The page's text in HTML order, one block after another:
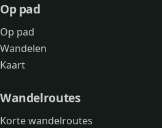
Op pad
Op pad
Wandelen
Kaart
Wandelroutes
Korte wandelroutes